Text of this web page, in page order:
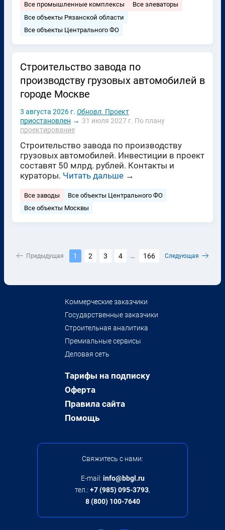
Все промышленные комплексы
Все элеваторы
Все объекты Рязанской области
Все объекты Центрального ФО
Строительство завода по
производству грузовых автомобилей в
городе Москве
3 августа 2026 г. Обновл. Проект
приостановлен → 31 июля 2027 г. По плану
проектирование
Строительство завода по производству
грузовых автомобилей. Инвестиции в проект
составят 50 млрд. рублей. Контакты и
кураторы. Читать дальше →
Все заводы
Все объекты Центрального ФО
Все объекты Москвы
Предыдущая 1 2 3 4 ... 166 Следующая
Коммерческие заказчики
Государственные заказчики
Строительная аналитика
Премиальные сервисы
Деловая сеть
Тарифы на подписку
Оферта
Правила сайта
Помощь
Свяжитесь с нами:
E-mail: info@bbgl.ru
тел.: +7 (985) 095-3793,
8 (800) 100-7640